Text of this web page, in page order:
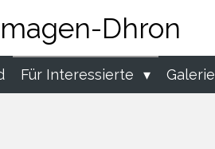
Dhron
Für Interessierte Galerie